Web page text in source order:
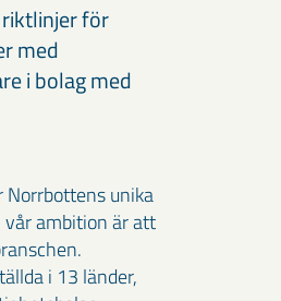
för
med
i bolag med
Norrbottens unika
vår ambition är att
i 13 länder,